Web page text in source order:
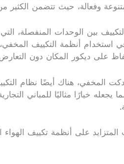
متنوعة وفعالة، حيث تتضمن الكثير
بين الوحدات المنفصلة،
استخدام أنظمة التكييف
على ديكور المكان دون
المخفي، هناك أيضًا نظام
يجعله خيارًا مثاليًا للمباني
على أنظمة تكييف الهواء